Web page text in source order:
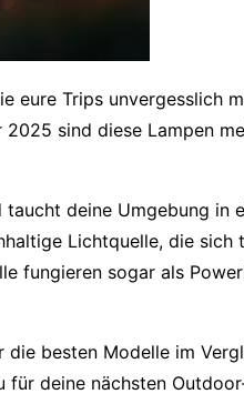
eure Trips unvergesslich
2025 sind diese Lampen
deine Umgebung in
Lichtquelle, die sich
fungieren sogar als
die besten Modelle im
für deine nächsten